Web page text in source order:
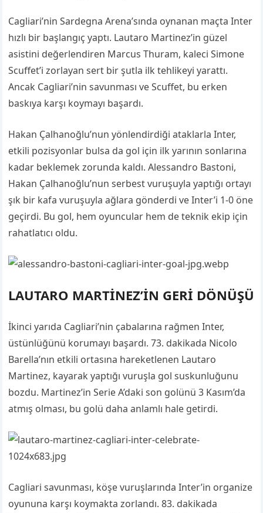
Cagliari’nin Sardegna Arena’sında oynanan maçta Inter
hızlı bir başlangıç yaptı. Lautaro Martinez’in güzel
asistini değerlendiren Marcus Thuram, kaleci Simone
Scuffet’i zorlayan sert bir şutla ilk tehlikeyi yarattı.
Ancak Cagliari’nin savunması ve Scuffet, bu erken
baskıya karşı koymayı başardı.
Hakan Çalhanoğlu’nun yönlendirdiği ataklarla Inter,
etkili pozisyonlar bulsa da gol için ilk yarının sonlarına
kadar beklemek zorunda kaldı. Alessandro Bastoni,
Hakan Çalhanoğlu’nun serbest vuruşuyla yaptığı ortayı
şık bir kafa vuruşuyla ağlara gönderdi ve Inter’i 1-0 öne
geçirdi. Bu gol, hem oyuncular hem de teknik ekip için
rahatlatıcı oldu.
LAUTARO MARTİNEZ’İN GERİ DÖNÜŞÜ
İkinci yarıda Cagliari’nin çabalarına rağmen Inter,
üstünlüğünü korumayı başardı. 73. dakikada Nicolo
Barella’nın etkili ortasına hareketlenen Lautaro
Martinez, kayarak yaptığı vuruşla gol suskunluğunu
bozdu. Martinez’in Serie A’daki son golünü 3 Kasım’da
atmış olması, bu golü daha anlamlı hale getirdi.
Cagliari savunması, köşe vuruşlarında Inter’in organize
oyununa karşı koymakta zorlandı. 83. dakikada